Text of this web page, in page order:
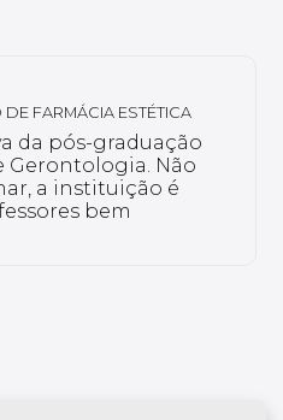
DISLEXIA E DISTÚRBIOS
em Dislexia e
Escrita. Por que eu
Porque ele vai de
rotina. Temos uma
onde o aluno é